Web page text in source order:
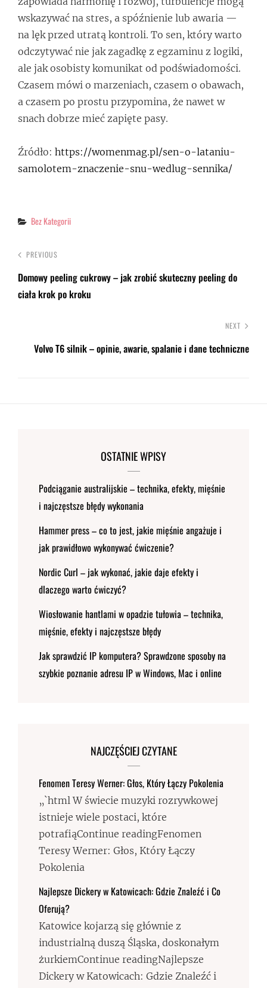
wskazywać na stres, a spóźnienie lub awaria —
na lęk przed utratą kontroli. To sen, który warto
odczytywać nie jak zagadkę z egzaminu z logiki,
ale jak osobisty komunikat od podświadomości.
Czasem mówi o marzeniach, czasem o obawach,
a czasem po prostu przypomina, że nawet w
snach dobrze mieć zapięte pasy.
Źródło: https://womenmag.pl/sen-o-lataniu-
samolotem-znaczenie-snu-wedlug-sennika/
Categories
Bez Kategorii
PREVIOUS
Domowy peeling cukrowy – jak zrobić skuteczny peeling do
ciała krok po kroku
NEXT
Volvo T6 silnik – opinie, awarie, spalanie i dane techniczne
OSTATNIE WPISY
Podciąganie australijskie – technika, efekty, mięśnie
i najczęstsze błędy wykonania
Hammer press – co to jest, jakie mięśnie angażuje i
jak prawidłowo wykonywać ćwiczenie?
Nordic Curl – jak wykonać, jakie daje efekty i
dlaczego warto ćwiczyć?
Wiosłowanie hantlami w opadzie tułowia – technika,
mięśnie, efekty i najczęstsze błędy
Jak sprawdzić IP komputera? Sprawdzone sposoby na
szybkie poznanie adresu IP w Windows, Mac i online
NAJCZĘŚCIEJ CZYTANE
Fenomen Teresy Werner: Głos, Który Łączy Pokolenia
„`html W świecie muzyki rozrywkowej
istnieje wiele postaci, które
potrafiąContinue readingFenomen
Teresy Werner: Głos, Który Łączy
Pokolenia
Najlepsze Dickery w Katowicach: Gdzie Znaleźć i Co
Oferują?
Katowice kojarzą się głównie z
industrialną duszą Śląska, doskonałym
żurkiemContinue readingNajlepsze
Dickery w Katowicach: Gdzie Znaleźć i